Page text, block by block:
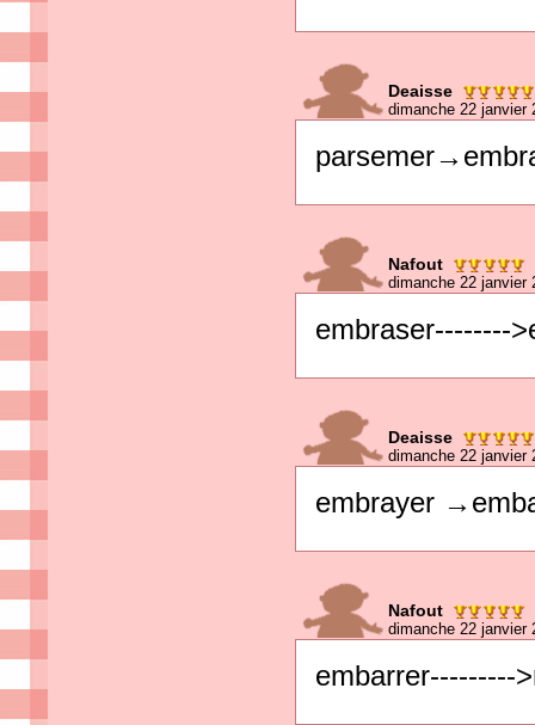
Deaisse
dimanche 22 janvier
Nafout
dimanche 22 janvier
embraser--------
Deaisse
dimanche 22 janvier
embrayer
Nafout
dimanche 22 janvier
embarrer---------